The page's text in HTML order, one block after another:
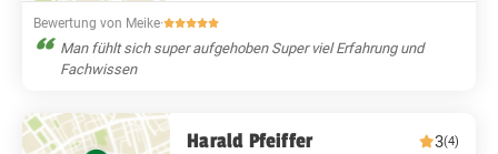
Bewertung von Meike·
Man fühlt sich super aufgehoben Super viel Erfahrung und
Fachwissen
Harald Pfeiffer 3(4)